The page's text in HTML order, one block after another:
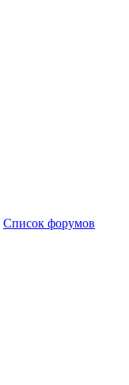
Список форумов